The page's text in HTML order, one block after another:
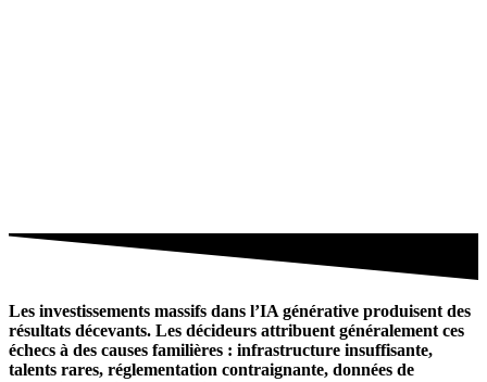
Les investissements massifs dans l’IA générative produisent des
résultats décevants. Les décideurs attribuent généralement ces
échecs à des causes familières : infrastructure insuffisante,
talents rares, réglementation contraignante, données de